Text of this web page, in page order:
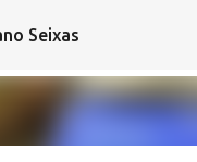
para o conteúdo principal
Seixas